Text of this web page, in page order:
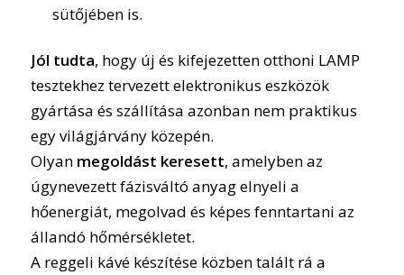
sütőjében is.
Jól tudta, hogy új és kifejezetten otthoni LAMP
tesztekhez tervezett elektronikus eszközök
gyártása és szállítása azonban nem praktikus
egy világjárvány közepén.
Olyan megoldást keresett, amelyben az
úgynevezett fázisváltó anyag elnyeli a
hőenergiát, megolvad és képes fenntartani az
állandó hőmérsékletet.
A reggeli kávé készítése közben talált rá a